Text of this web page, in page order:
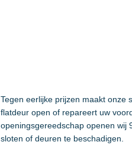
Tegen eerlijke prijzen maakt onze
flatdeur open of repareert uw
openingsgereedschap openen wij
sloten of deuren te beschadigen.